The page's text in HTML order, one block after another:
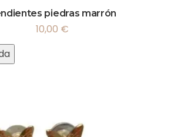
piedras marrón
10,00 €